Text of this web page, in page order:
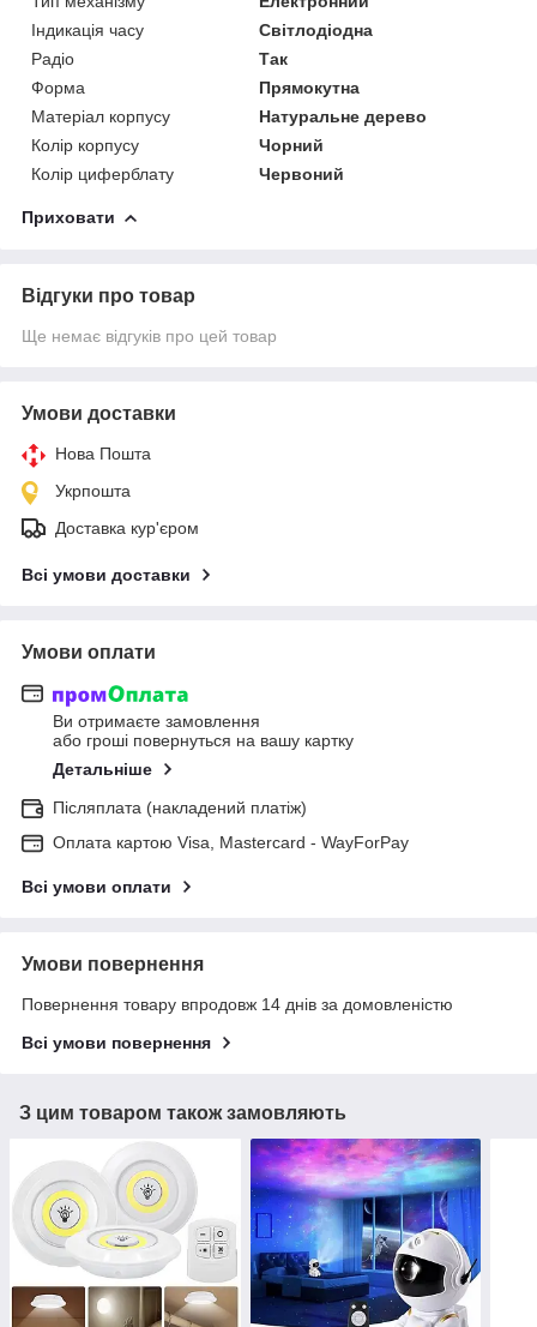
Індикація часу
Світлодіодна
Радіо
Так
Форма
Прямокутна
Матеріал корпусу
Натуральне дерево
Колір корпусу
Чорний
Колір циферблату
Червоний
Приховати
Відгуки про товар
Ще немає відгуків про цей товар
Умови доставки
Нова Пошта
Укрпошта
Доставка кур'єром
Всі умови доставки
Умови оплати
Ви отримаєте замовлення
або гроші повернуться на вашу картку
Детальніше
Післяплата (накладений платіж)
Оплата картою Visa, Mastercard - WayForPay
Всі умови оплати
Умови повернення
Повернення товару впродовж 14 днів за домовленістю
Всі умови повернення
З цим товаром також замовляють